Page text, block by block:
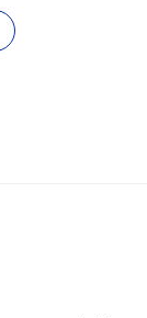
常高。
提供
云厂商来说，可
成投资建议。